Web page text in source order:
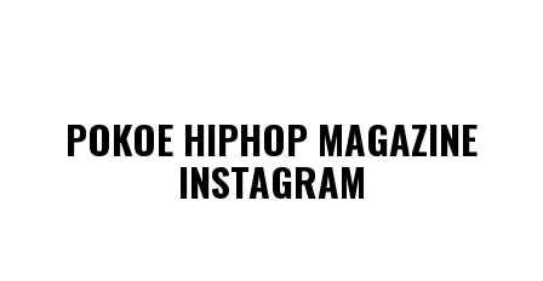
POKOE HIPHOP MAGAZINE
INSTAGRAM